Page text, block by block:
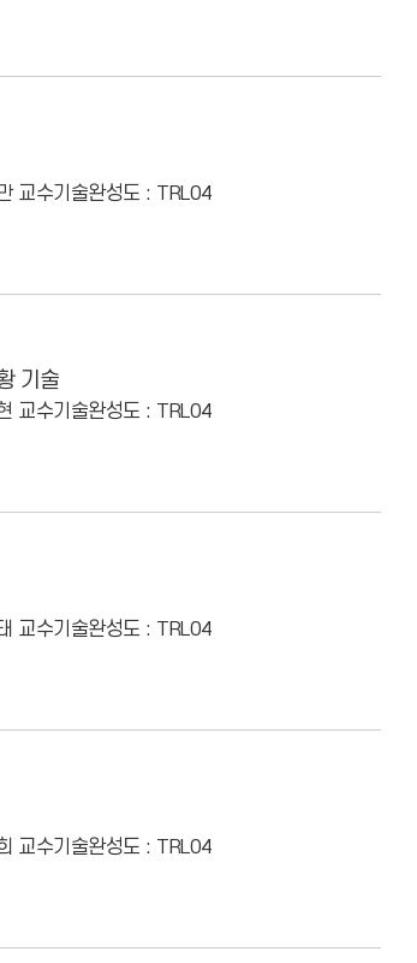
교수기술완성도 : TRL04
기술
교수기술완성도 : TRL04
교수기술완성도 : TRL04
교수기술완성도 : TRL04